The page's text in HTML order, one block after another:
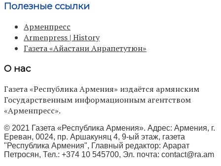
Полезные ссылки
Арменпресс
Armenpress | History
Газета «Айастани Анрапетутюн»
О нас
Газета «Республика Армения» издаётся армянским
Государственным информационным агентством
«Арменпресс».
© 2021 Газета «Республика Армения». Адрес: Армения, г.
Ереван, 0024, пр. Аршакуняц 4, 9-ый этаж, газета
"Республика Армения", Главный редактор: Арарат
Петросян, Тел.: +374 10 545700, Эл. почта: contact@ra.am